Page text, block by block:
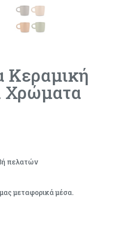
Κεραμική
Χρώματα
πελατών
μεταφορικά μέσα.